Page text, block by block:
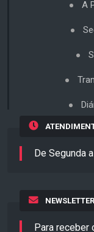
A
De Segunda
NEWSLETTER
Para